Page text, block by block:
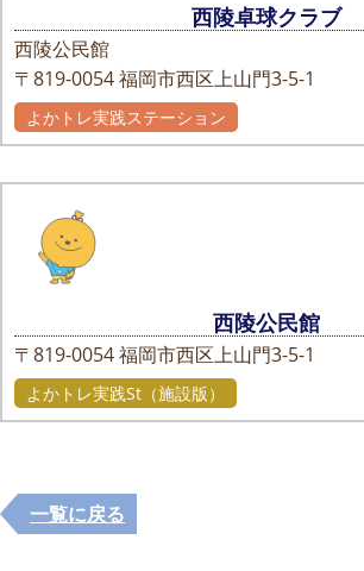
西陵卓球クラブ
西陵公民館
〒819-0054福岡市西区上山門3-5-1
よかトレ実践ステーション
西陵公民館
〒819-0054福岡市西区上山門3-5-1
よかトレ実践St（施設版）
一覧に戻る